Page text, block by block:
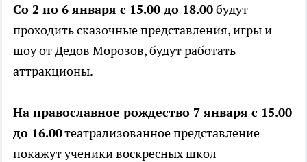
Со 2 по 6 января с 15.00 до 18.00будут
проходить сказочные представления, игры и
шоу от Дедов Морозов, будут работать
аттракционы.
На православное рождество 7 января с 15.00
до 16.00театрализованное представление
покажут ученики воскресных школ